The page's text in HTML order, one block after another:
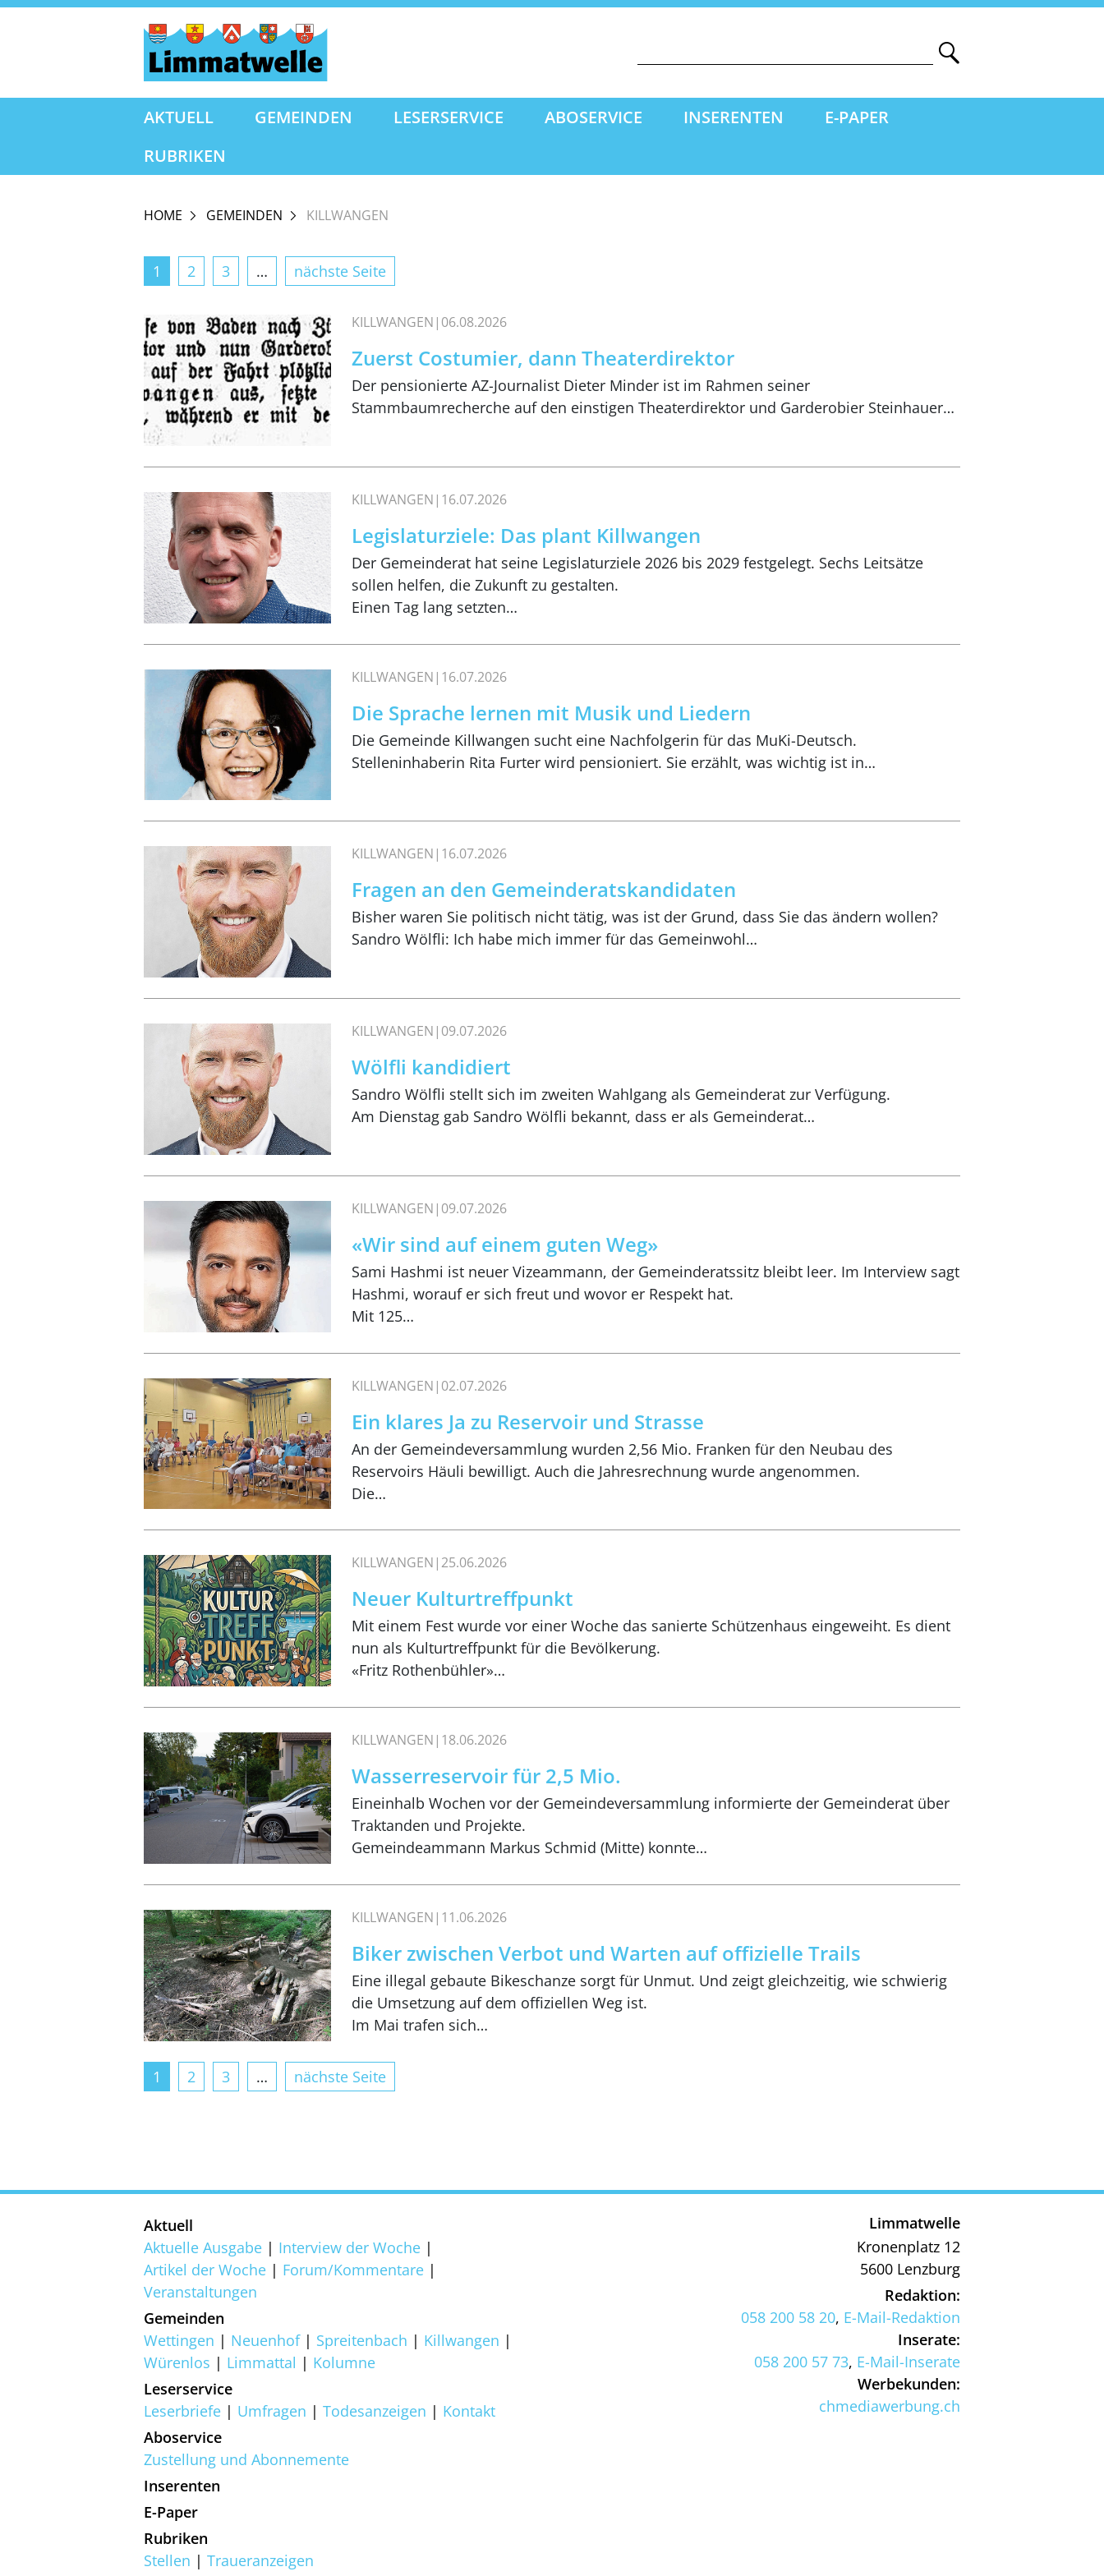
AKTUELL GEMEINDEN LESERSERVICE ABOSERVICE INSERENTEN
E-PAPER
RUBRIKEN
HOME GEMEINDEN KILLWANGEN
1 2 3 … nächste Seite
KILLWANGEN 06.08.2026
Zuerst Costumier, dann Theaterdirektor
Der pensionierte AZ-Journalist Dieter Minder ist im Rahmen seiner
Stammbaumrecherche auf den einstigen Theaterdirektor und Garderobier Steinhauer…
KILLWANGEN 16.07.2026
Legislaturziele: Das plant Killwangen
Der Gemeinderat hat seine Legislaturziele 2026 bis 2029 festgelegt. Sechs Leitsätze
sollen helfen, die Zukunft zu gestalten.
Einen Tag lang setzten…
KILLWANGEN 16.07.2026
Die Sprache lernen mit Musik und Liedern
Die Gemeinde Killwangen sucht eine Nachfolgerin für das MuKi-Deutsch.
Stelleninhaberin Rita Furter wird pensioniert. Sie erzählt, was wichtig ist in…
KILLWANGEN 16.07.2026
Fragen an den Gemeinderatskandidaten
Bisher waren Sie politisch nicht tätig, was ist der Grund, dass Sie das ändern wollen?
Sandro Wölfli: Ich habe mich immer für das Gemeinwohl…
KILLWANGEN 09.07.2026
Wölfli kandidiert
Sandro Wölfli stellt sich im zweiten Wahlgang als Gemeinderat zur Verfügung.
Am Dienstag gab Sandro Wölfli bekannt, dass er als Gemeinderat…
KILLWANGEN 09.07.2026
«Wir sind auf einem guten Weg»
Sami Hashmi ist neuer Vizeammann, der Gemeinderatssitz bleibt leer. Im Interview sagt
Hashmi, worauf er sich freut und wovor er Respekt hat.
Mit 125…
KILLWANGEN 02.07.2026
Ein klares Ja zu Reservoir und Strasse
An der Gemeindeversammlung wurden 2,56 Mio. Franken für den Neubau des
Reservoirs Häuli bewilligt. Auch die Jahresrechnung wurde angenommen.
Die…
KILLWANGEN 25.06.2026
Neuer Kulturtreffpunkt
Mit einem Fest wurde vor einer Woche das sanierte Schützenhaus eingeweiht. Es dient
nun als Kulturtreffpunkt für die Bevölkerung.
«Fritz Rothenbühler»…
KILLWANGEN 18.06.2026
Wasserreservoir für 2,5 Mio.
Eineinhalb Wochen vor der Gemeindeversammlung informierte der Gemeinderat über
Traktanden und Projekte.
Gemeindeammann Markus Schmid (Mitte) konnte…
KILLWANGEN 11.06.2026
Biker zwischen Verbot und Warten auf offizielle Trails
Eine illegal gebaute Bikeschanze sorgt für Unmut. Und zeigt gleichzeitig, wie schwierig
die Umsetzung auf dem offiziellen Weg ist.
Im Mai trafen sich…
1 2 3 … nächste Seite
Aktuell
Aktuelle Ausgabe
Interview der Woche
Artikel der Woche
Forum/Kommentare
Veranstaltungen
Gemeinden
Wettingen
Neuenhof Spreitenbach
Killwangen
Würenlos
Limmattal
Kolumne
Leserservice
Leserbriefe
Umfragen Todesanzeigen
Kontakt
Aboservice
Zustellung und Abonnemente
Inserenten
E-Paper
Rubriken
Stellen
Traueranzeigen
Limmatwelle
Kronenplatz 12
5600 Lenzburg
Redaktion:
058 200 58 20, E-Mail-Redaktion
Inserate:
058 200 57 73, E-Mail-Inserate
Werbekunden:
chmediawerbung.ch